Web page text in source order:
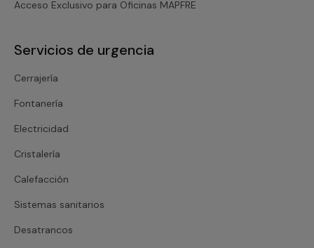
Acceso Exclusivo para Oficinas MAPFRE
Servicios de urgencia
Cerrajería
Fontanería
Electricidad
Cristalería
Calefacción
Sistemas sanitarios
Desatrancos